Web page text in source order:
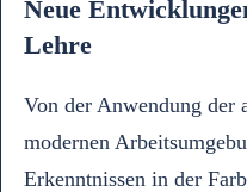
Neue
Lehre
Von der Anwendung
modernen
Erkenntnissen in der